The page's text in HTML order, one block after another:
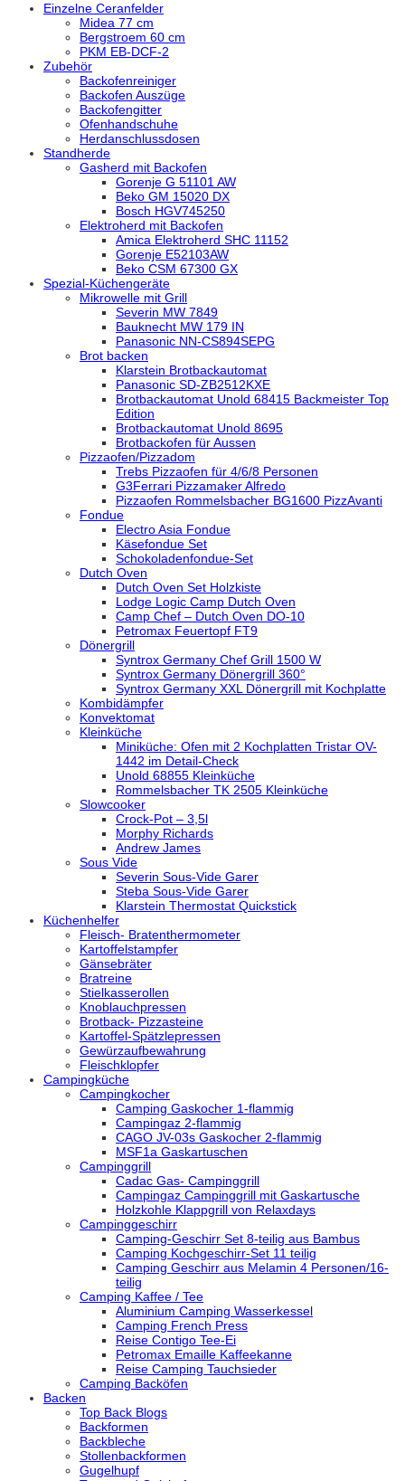
Einzelne Ceranfelder
Midea 77 cm
Bergstroem 60 cm
PKM EB-DCF-2
Zubehör
Backofenreiniger
Backofen Auszüge
Backofengitter
Ofenhandschuhe
Herdanschlussdosen
Standherde
Gasherd mit Backofen
Gorenje G 51101 AW
Beko GM 15020 DX
Bosch HGV745250
Elektroherd mit Backofen
Amica Elektroherd SHC 11152
Gorenje E52103AW
Beko CSM 67300 GX
Spezial-Küchengeräte
Mikrowelle mit Grill
Severin MW 7849
Bauknecht MW 179 IN
Panasonic NN-CS894SEPG
Brot backen
Klarstein Brotbackautomat
Panasonic SD-ZB2512KXE
Brotbackautomat Unold 68415 Backmeister Top
Edition
Brotbackautomat Unold 8695
Brotbackofen für Aussen
Pizzaofen/Pizzadom
Trebs Pizzaofen für 4/6/8 Personen
G3Ferrari Pizzamaker Alfredo
Pizzaofen Rommelsbacher BG1600 PizzAvanti
Fondue
Electro Asia Fondue
Käsefondue Set
Schokoladenfondue-Set
Dutch Oven
Dutch Oven Set Holzkiste
Lodge Logic Camp Dutch Oven
Camp Chef – Dutch Oven DO-10
Petromax Feuertopf FT9
Dönergrill
Syntrox Germany Chef Grill 1500 W
Syntrox Germany Dönergrill 360°
Syntrox Germany XXL Dönergrill mit Kochplatte
Kombidämpfer
Konvektomat
Kleinküche
Miniküche: Ofen mit 2 Kochplatten Tristar OV-
1442 im Detail-Check
Unold 68855 Kleinküche
Rommelsbacher TK 2505 Kleinküche
Slowcooker
Crock-Pot – 3,5l
Morphy Richards
Andrew James
Sous Vide
Severin Sous-Vide Garer
Steba Sous-Vide Garer
Klarstein Thermostat Quickstick
Küchenhelfer
Fleisch- Bratenthermometer
Kartoffelstampfer
Gänsebräter
Bratreine
Stielkasserollen
Knoblauchpressen
Brotback- Pizzasteine
Kartoffel-Spätzlepressen
Gewürzaufbewahrung
Fleischklopfer
Campingküche
Campingkocher
Camping Gaskocher 1-flammig
Campingaz 2-flammig
CAGO JV-03s Gaskocher 2-flammig
MSF1a Gaskartuschen
Campinggrill
Cadac Gas- Campinggrill
Campingaz Campinggrill mit Gaskartusche
Holzkohle Klappgrill von Relaxdays
Campinggeschirr
Camping-Geschirr Set 8-teilig aus Bambus
Camping Kochgeschirr-Set 11 teilig
Camping Geschirr aus Melamin 4 Personen/16-
teilig
Camping Kaffee / Tee
Aluminium Camping Wasserkessel
Camping French Press
Reise Contigo Tee-Ei
Petromax Emaille Kaffeekanne
Reise Camping Tauchsieder
Camping Backöfen
Backen
Top Back Blogs
Backformen
Backbleche
Stollenbackformen
Gugelhupf